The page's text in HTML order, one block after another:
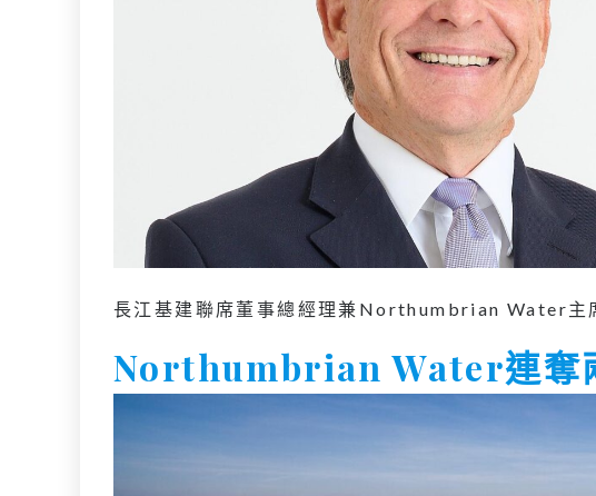
長江基建聯席董事總經理兼Northumbrian Water主
Northumbrian Water連奪